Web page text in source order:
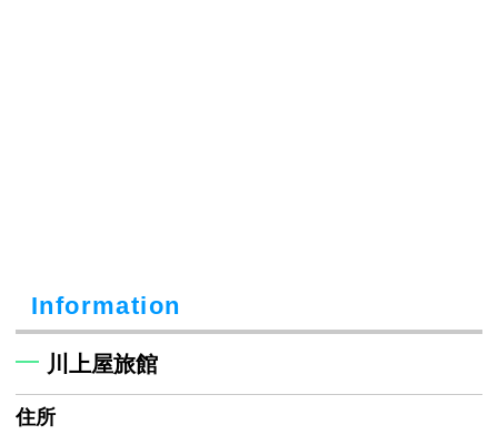
Information
川上屋旅館
住所